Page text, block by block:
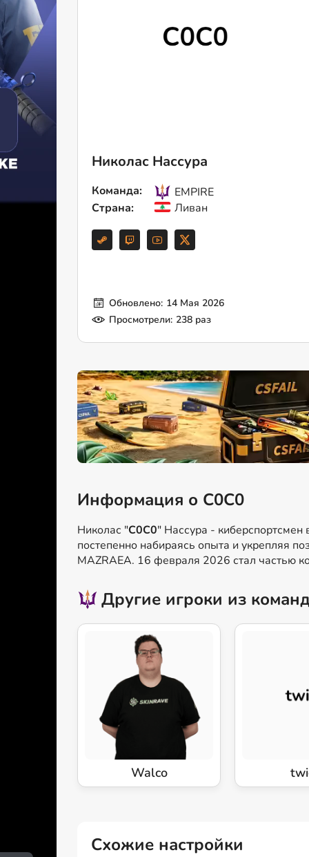
Николас Нассура
Команда:
EMPIRE
Страна:
Ливан
Обновлено: 14 Мая 2026
Просмотрели: 238 раз
Информация о C0C0
Николас "C0C0" Нассура -
постепенно набираясь опыта и укрепляя
MAZRAEA. 16 февраля 2026 стал частью
Другие игроки из
Walco
Схожие настройки